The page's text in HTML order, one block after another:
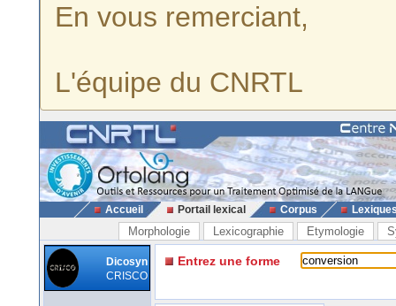
En vous remerciant,
L'équipe du CNRTL
Accueil Portail lexical Corpus
Morphologie Lexicographie Etymologie
Dicosyn
CRISCO
Entrez une forme